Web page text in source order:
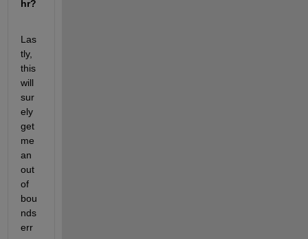
hr?
Las
tly,
this
will
sur
ely
get
me
an
out
of
bou
nds
err